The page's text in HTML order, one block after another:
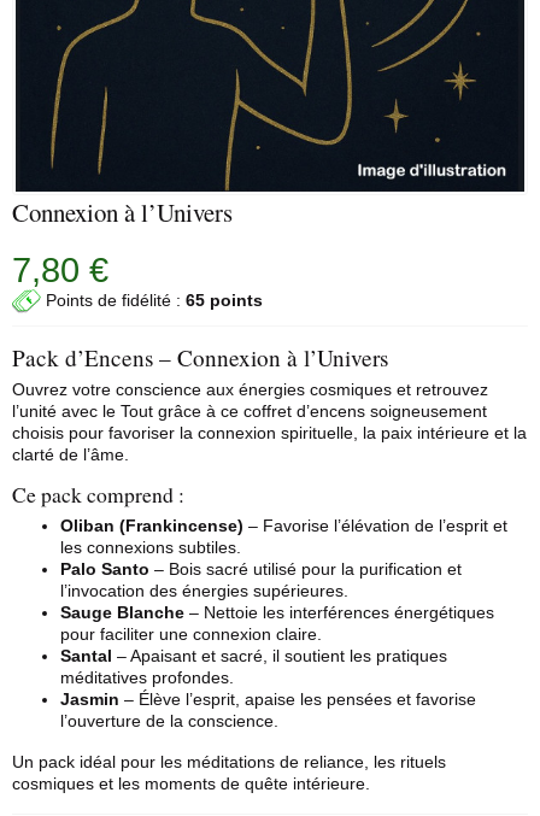
Connexion à l’Univers
7,80 €
Points de fidélité : 65 points
Pack d’Encens – Connexion à l’Univers
Ouvrez votre conscience aux énergies cosmiques et retrouvez
l’unité avec le Tout grâce à ce coffret d’encens soigneusement
choisis pour favoriser la connexion spirituelle, la paix intérieure et la
clarté de l’âme.
Ce pack comprend :
Oliban (Frankincense) – Favorise l’élévation de l’esprit et
les connexions subtiles.
Palo Santo – Bois sacré utilisé pour la purification et
l’invocation des énergies supérieures.
Sauge Blanche – Nettoie les interférences énergétiques
pour faciliter une connexion claire.
Santal – Apaisant et sacré, il soutient les pratiques
méditatives profondes.
Jasmin – Élève l’esprit, apaise les pensées et favorise
l’ouverture de la conscience.
Un pack idéal pour les méditations de reliance, les rituels
cosmiques et les moments de quête intérieure.